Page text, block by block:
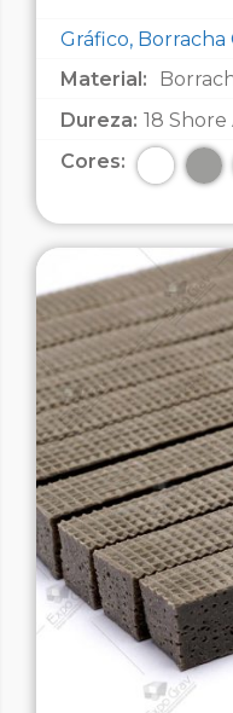
Gráfico, Borracha
Material:
Dureza: 18 Shore
Cores: